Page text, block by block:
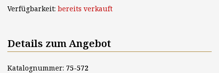
Verfügbarkeit: bereits verkauft
Details zum Angebot
Katalognummer: 75-572